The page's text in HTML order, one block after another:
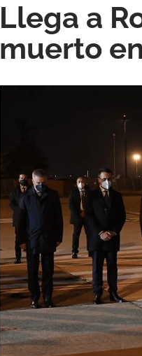
Llega a
muerto